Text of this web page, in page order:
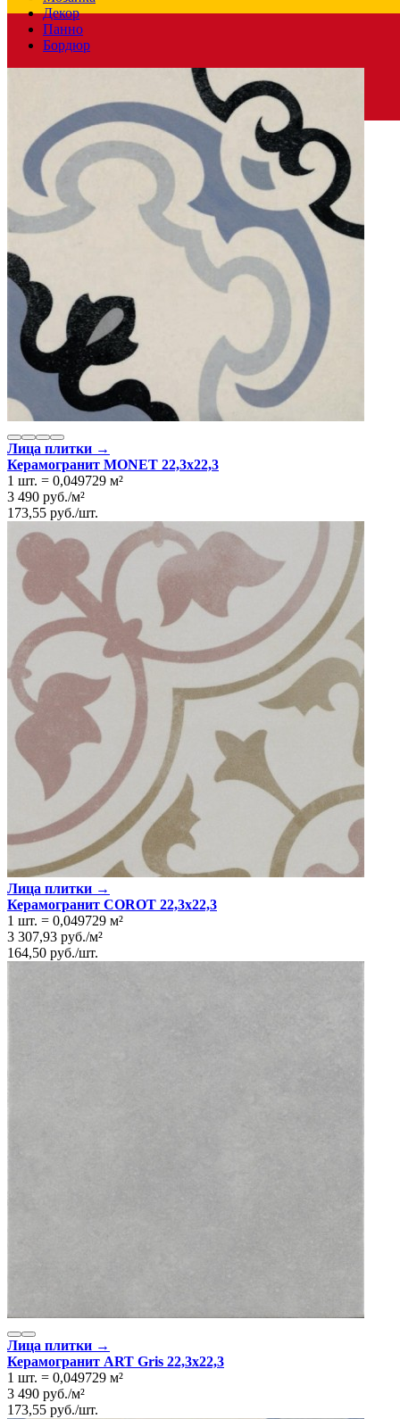
Испания
Производитель PAMESA CERAMICA
Коллекция
Pamesa Ceramica ART
Материал
Керамогранит
Тип плиткиНастенная, Напольная
Назначение
Холл и прихожая, Ванная комната, Кухня
Поверхность
Единица измер. коллекциим2
Декор
Панно
Бордюр
Лица плитки →
Керамогранит MONET 22,3x22,3
1 шт. = 0,049729 м²
3 490 руб./м²
173,55 руб./шт.
Лица плитки →
Керамогранит COROT 22,3x22,3
1 шт. = 0,049729 м²
3 307,93 руб./м²
164,50 руб./шт.
Лица плитки →
Керамогранит ART Gris 22,3x22,3
1 шт. = 0,049729 м²
3 490 руб./м²
173,55 руб./шт.